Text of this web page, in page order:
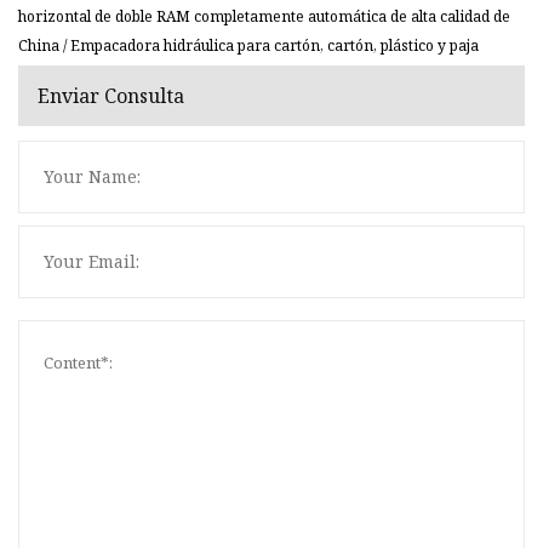
horizontal de doble RAM completamente automática de alta calidad de
China / Empacadora hidráulica para cartón, cartón, plástico y paja
Enviar Consulta